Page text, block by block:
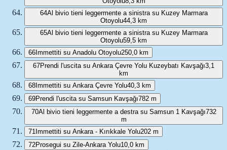
64Al bivio tieni leggermente a sinistra su Kuzey Marmara
Otoyolu44,3 km
65Al bivio tieni leggermente a sinistra su Kuzey Marmara
Otoyolu59,5 km
66Immettiti su Anadolu Otoyolu250,0 km
67Prendi l'uscita su Ankara Çevre Yolu Kuzeybatı Kavşağı3,1
km
68Immettiti su Ankara Çevre Yolu40,3 km
69Prendi l'uscita su Samsun Kavşağı782 m
70Al bivio tieni leggermente a destra su Samsun 1 Kavşağı732
m
71 Immettiti su Ankara - Kırıkkale Yolu202 m
72Prosegui su Zile-Ankara Yolu10,0 km